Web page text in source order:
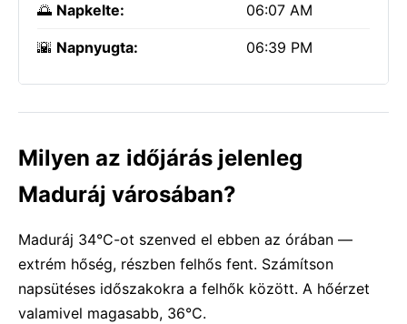
🌅 Napkelte: 06:07 AM
🌇 Napnyugta: 06:39 PM
Milyen az időjárás jelenleg
Maduráj városában?
Maduráj 34°C-ot szenved el ebben az órában —
extrém hőség, részben felhős fent. Számítson
napsütéses időszakokra a felhők között. A hőérzet
valamivel magasabb, 36°C.